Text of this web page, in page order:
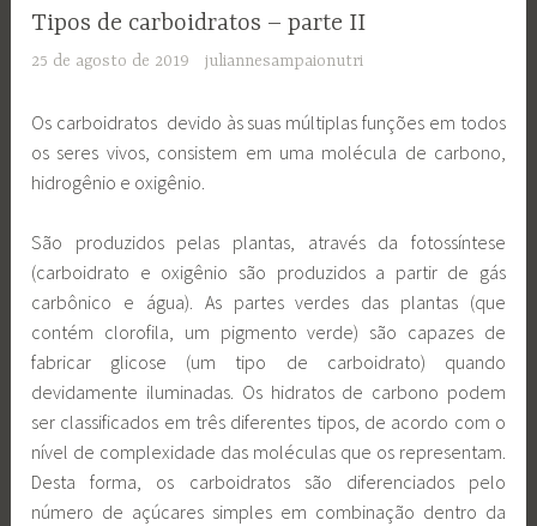
Tipos de carboidratos – parte II
25 de agosto de 2019 juliannesampaionutri
Os carboidratos devido às suas múltiplas funções em todos
os seres vivos, consistem em uma molécula de carbono,
hidrogênio e oxigênio.
São produzidos pelas plantas, através da fotossíntese
(carboidrato e oxigênio são produzidos a partir de gás
carbônico e água). As partes verdes das plantas (que
contém clorofila, um pigmento verde) são capazes de
fabricar glicose (um tipo de carboidrato) quando
devidamente iluminadas. Os hidratos de carbono podem
ser classificados em três diferentes tipos, de acordo com o
nível de complexidade das moléculas que os representam.
Desta forma, os carboidratos são diferenciados pelo
número de açúcares simples em combinação dentro da